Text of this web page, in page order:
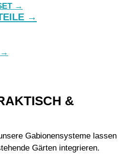
→
→
→
&
Gabionensysteme lassen
Gärten integrieren.